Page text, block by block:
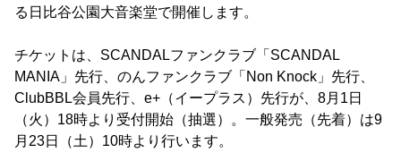
る日比谷公園大音楽堂で開催します。
チケットは、SCANDALファンクラブ「SCANDAL
MANIA」先行、のんファンクラブ「Non Knock」先行、
ClubBBL会員先行、e+（イープラス）先行が、8月1日
（火）18時より受付開始（抽選）。一般発売（先着）は9
月23日（土）10時より行います。